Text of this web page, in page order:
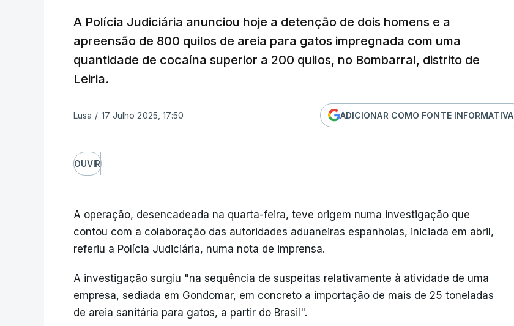
A Polícia Judiciária anunciou hoje a detenção de dois homens e a
apreensão de 800 quilos de areia para gatos impregnada com uma
quantidade de cocaína superior a 200 quilos, no Bombarral, distrito de
Leiria.
Lusa / 17 Julho 2025, 17:50 ADICIONAR COMO FONTE INFORMATIVA
OUVIR
A operação, desencadeada na quarta-feira, teve origem numa investigação que
contou com a colaboração das autoridades aduaneiras espanholas, iniciada em abril,
referiu a Polícia Judiciária, numa nota de imprensa.
A investigação surgiu "na sequência de suspeitas relativamente à atividade de uma
empresa, sediada em Gondomar, em concreto a importação de mais de 25 toneladas
de areia sanitária para gatos, a partir do Brasil".